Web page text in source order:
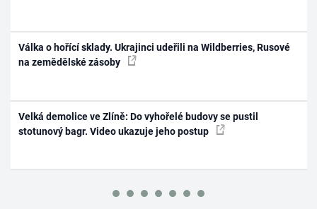
Válka o hořící sklady. Ukrajinci udeřili na Wildberries, Rusové
na zemědělské zásoby
Velká demolice ve Zlíně: Do vyhořelé budovy se pustil
stotunový bagr. Video ukazuje jeho postup